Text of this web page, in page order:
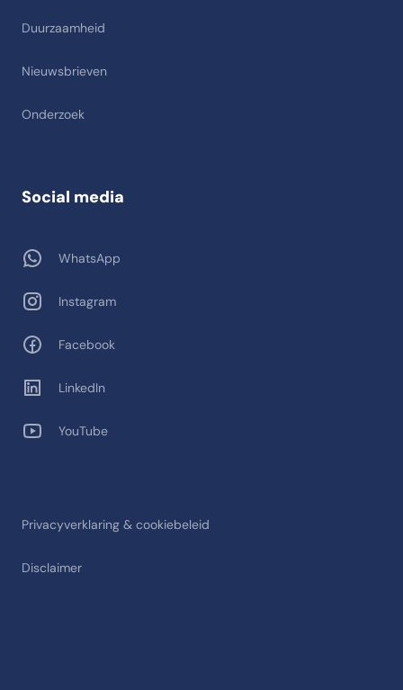
Duurzaamheid
Nieuwsbrieven
Onderzoek
Privacyverklaring & cookiebeleid
Disclaimer
Social media
WhatsApp
Instagram
Facebook
LinkedIn
YouTube